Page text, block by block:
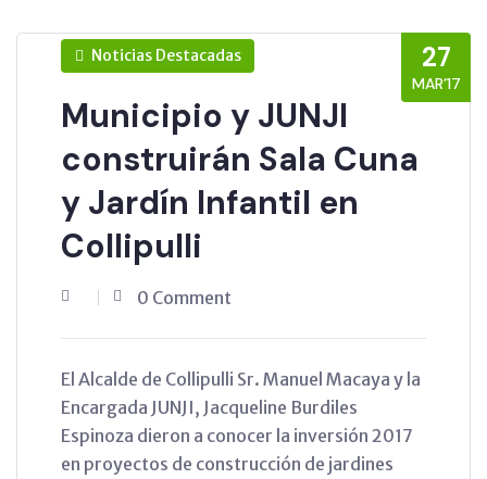
27
MAR’17
Noticias Destacadas
Municipio y JUNJI
construirán Sala Cuna
y Jardín Infantil en
Collipulli
0 Comment
El Alcalde de Collipulli Sr. Manuel Macaya y la
Encargada JUNJI, Jacqueline Burdiles
Espinoza dieron a conocer la inversión 2017
en proyectos de construcción de jardines